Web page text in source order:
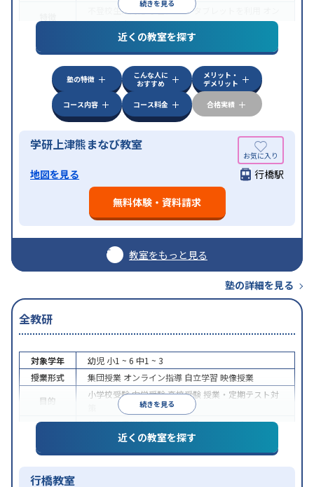
続きを見る
不登校生に対応学習にPC・タブレットを利用
ライン対応
近くの教室を探す
塾の特徴
こんな人に
おすすめ
メリット・
デメリット
コース内容
コース料金 合格実績
学研上津熊まなび教室
地図を見る
行橋駅
無料体験・資料請求
教室をもっと見る
塾の詳細を見る
全教研
続きを見る
対象学年 幼児 小1 ~ 6 中1 ~ 3
授業形式
集団授業 オンライン指導 自立学習 映像授業
目的
小学校受験中学受験高校受験 授業・定期テスト対
特待生・奨学金制度あり学習にPC・タブレットを
オンライン対応
近くの教室を探す
行橋教室